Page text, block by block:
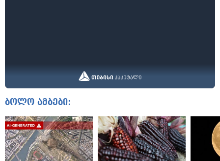
ბოლო ამბები: